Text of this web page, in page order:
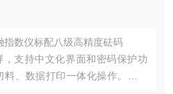
指数仪标配八级高精度砝码
支持中文化界面和密码保护功
、数据打印一体化操作。熔体